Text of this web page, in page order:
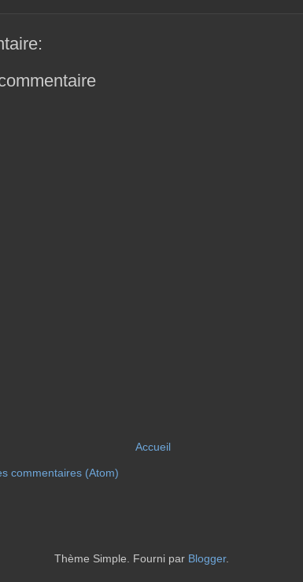
Accueil
commentaires (Atom)
Thème Simple. Fourni par Blogger.